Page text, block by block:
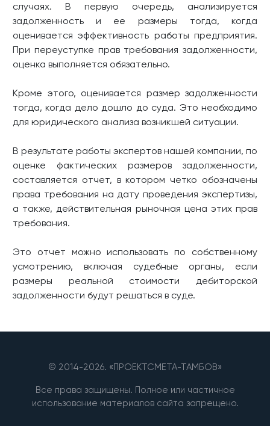
случаях. В первую очередь, анализируется
задолженность и ее размеры тогда, когда
оценивается эффективность работы предприятия.
При переуступке прав требования задолженности,
оценка выполняется обязательно.
Кроме этого, оценивается размер задолженности
тогда, когда дело дошло до суда. Это необходимо
для юридического анализа возникшей ситуации.
В результате работы экспертов нашей компании, по
оценке фактических размеров задолженности,
составляется отчет, в котором четко обозначены
права требования на дату проведения экспертизы,
а также, действительная рыночная цена этих прав
требования.
Это отчет можно использовать по собственному
усмотрению, включая судебные органы, если
размеры реальной стоимости дебиторской
задолженности будут решаться в суде.
© 2014-2026. «ПРОЕКТСМЕТА-ТАМБОВ»
Все права защищены. Полное или частичное
использование материалов сайта запрещено.